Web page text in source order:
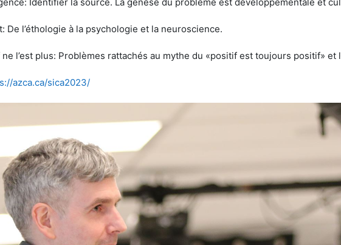
De l’éthologie à la psychologie et la neuroscience.
l’est plus: Problèmes rattachés au mythe du «positif est toujours positif» et
azca.ca/sica2023/